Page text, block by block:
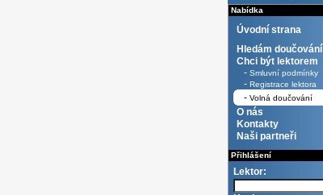
Nabídka
Úvodní strana
Hledám doučování
Chci být lektorem
- Smluvní podmínky
- Registrace lektora
- Volná doučování
O nás
Kontakty
Naši partneři
Přihlášení
Lektor: